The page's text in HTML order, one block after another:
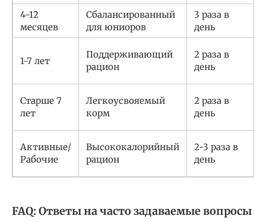
4-12
месяцев
Сбалансированный
для юниоров
3 раза в
день
1-7 лет
Поддерживающий
рацион
2 раза в
день
Старше 7
лет
Легкоусвояемый
корм
2 раза в
день
Активные/
Рабочие
Высококалорийный
рацион
2-3 раза в
день
FAQ: Ответы на часто задаваемые вопросы